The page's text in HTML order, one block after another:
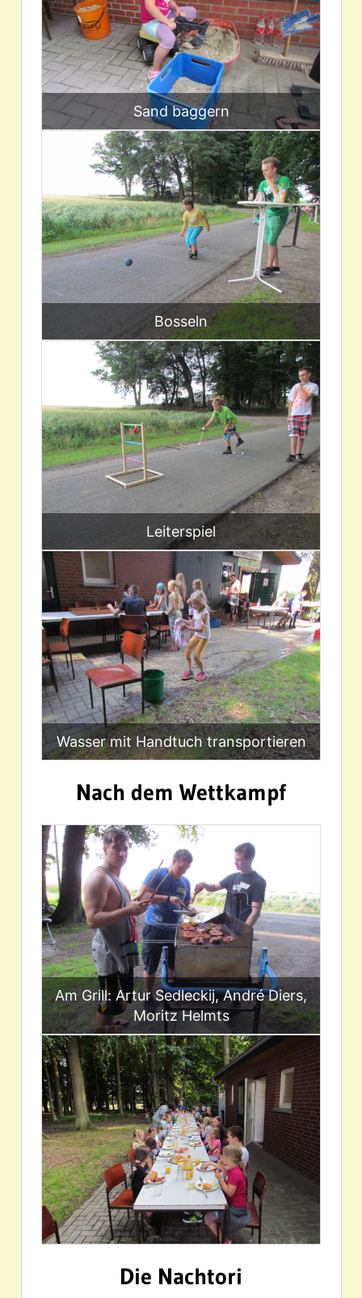
Sand baggern
Bosseln
Leiterspiel
Wasser mit Handtuch transportieren
Nach dem Wettkampf
Am Grill: Artur Sedleckij, André Diers,
Moritz Helmts
Die Nachtori